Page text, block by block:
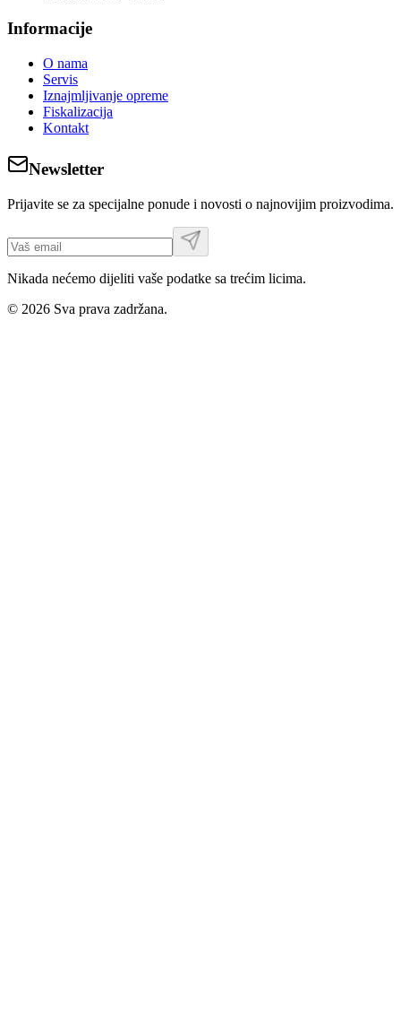
Informacije
O nama
Servis
Iznajmljivanje opreme
Fiskalizacija
Kontakt
Newsletter
Prijavite se za specijalne ponude i novosti o najnovijim proizvodima.
Nikada nećemo dijeliti vaše podatke sa trećim licima.
© 2026 Sva prava zadržana.